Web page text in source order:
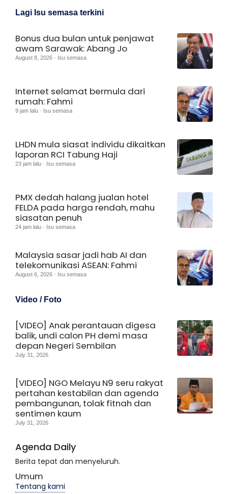
Lagi Isu semasa terkini
Bonus dua bulan untuk penjawat
awam Sarawak: Abang Jo
August 8, 2026 · Isu semasa
Internet selamat bermula dari
rumah: Fahmi
9 jam lalu · Isu semasa
LHDN mula siasat individu dikaitkan
laporan RCI Tabung Haji
23 jam lalu · Isu semasa
PMX dedah halang jualan hotel
FELDA pada harga rendah, mahu
siasatan penuh
24 jam lalu · Isu semasa
Malaysia sasar jadi hab AI dan
telekomunikasi ASEAN: Fahmi
August 6, 2026 · Isu semasa
Video / Foto
[VIDEO] Anak perantauan digesa
balik, undi calon PH demi masa
depan Negeri Sembilan
July 31, 2026
[VIDEO] NGO Melayu N9 seru rakyat
pertahan kestabilan dan agenda
pembangunan, tolak fitnah dan
sentimen kaum
July 31, 2026
Agenda Daily
Berita tepat dan menyeluruh.
Umum
Tentang kami